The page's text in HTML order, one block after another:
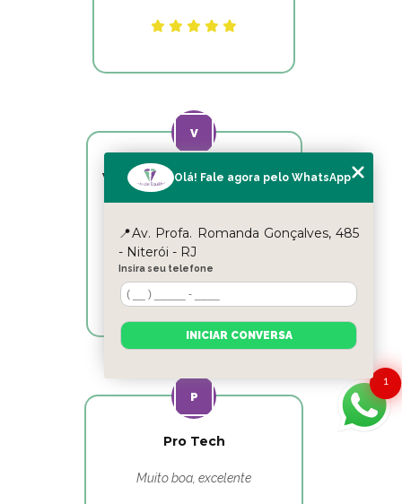
Victor Hugo Marins Mansur
Pro Tech
Muito boa, excelente
1
Olá! Fale agora pelo WhatsApp
📍Av. Profa. Romanda Gonçalves, 485
- Niterói - RJ
Insira seu telefone
INICIAR CONVERSA